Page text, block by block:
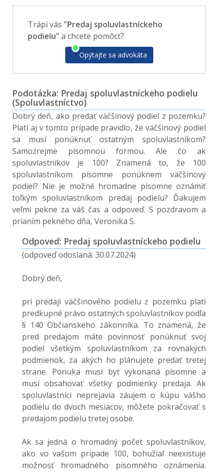
Trápi vás "Predaj spoluvlastníckeho
podielu" a chcete pomôcť?
Opýtajte sa advokáta
Podotázka: Predaj spoluvlastníckeho podielu
(Spoluvlastníctvo)
Dobrý deň, ako predať väčšinový podiel z pozemku?
Platí aj v tomto prípade pravidlo, že väčšinový podiel
sa musí ponúknuť ostatným spoluvlastníkom?
Samozrejme písomnou formou. Ale čo ak
spoluvlastníkov je 100? Znamená to, že 100
spoluvlastníkom písomne ponúknem väčšinový
podiel? Nie je možné hromadne písomne oznámiť
toľkým spoluvlastníkom predaj podielu? Ďakujem
veľmi pekne za váš čas a odpoveď. S pozdravom a
prianím pekného dňa, Veronika S.
Odpoveď: Predaj spoluvlastníckeho podielu
(odpoveď odoslaná: 30.07.2024)
Dobrý deň,
pri predaji väčšinového podielu z pozemku platí
predkupné právo ostatných spoluvlastníkov podľa
§ 140 Občianskeho zákonníka. To znamená, že
pred predajom máte povinnosť ponúknuť svoj
podiel všetkým spoluvlastníkom za rovnakých
podmienok, za akých ho plánujete predať tretej
strane. Ponuka musí byť vykonaná písomne a
musí obsahovať všetky podmienky predaja. Ak
spoluvlastníci neprejavia záujem o kúpu vášho
podielu do dvoch mesiacov, môžete pokračovať s
predajom podielu tretej osobe.
Ak sa jedná o hromadný počet spoluvlastníkov,
ako vo vašom prípade 100, bohužiaľ neexistuje
možnosť hromadného písomného oznámenia.